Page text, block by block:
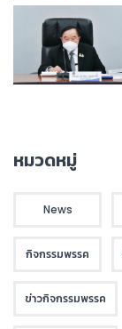
หมวดหมู่
News
กิจกรรมพรรค
ข่าวกิจกรรมพรรค